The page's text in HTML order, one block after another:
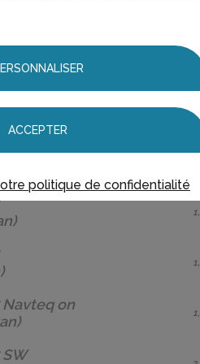
Navteq on
SW
ACCEPTER
politique de confidentialité